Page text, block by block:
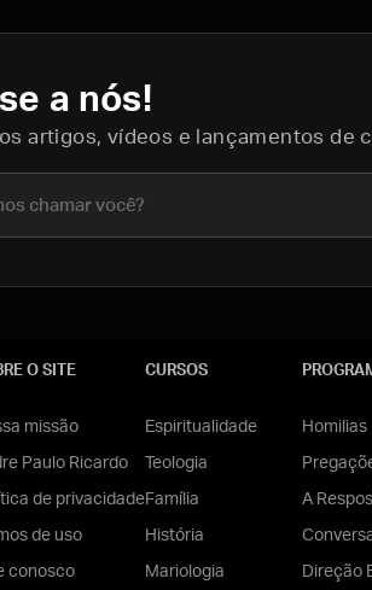
a nós!
artigos, vídeos e lançamentos de
O SITE
missão
Paulo Ricardo
de privacidade
de uso
conosco
CURSOS
Espiritualidade
Teologia
Família
História
Mariologia
Homilias
A
Direção